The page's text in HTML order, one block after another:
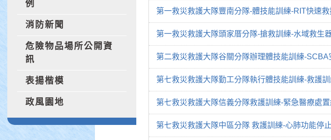
例
消防新聞
危險物品場所公開資
訊
表揚楷模
政風園地
第一救災救護大隊豐南分隊-體技能訓練-RIT快速救
第一救災救護大隊頭家厝分隊-搶救訓練-水域救生
第二救災救護大隊谷關分隊辦理體技能訓練-
第七救災救護大隊勤工分隊執行體技能訓練-救護
第七救災救護大隊信義分隊救護訓練-緊急醫療處
第七救災救護大隊中區分隊 救護訓練-心肺功能停